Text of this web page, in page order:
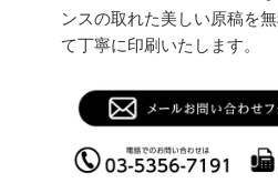
ンスの取れた美しい原稿を
て丁寧に印刷いたします。